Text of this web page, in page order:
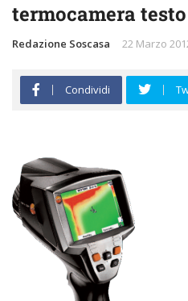
termocamera testo
Redazione Soscasa 22 Marzo
Condividi